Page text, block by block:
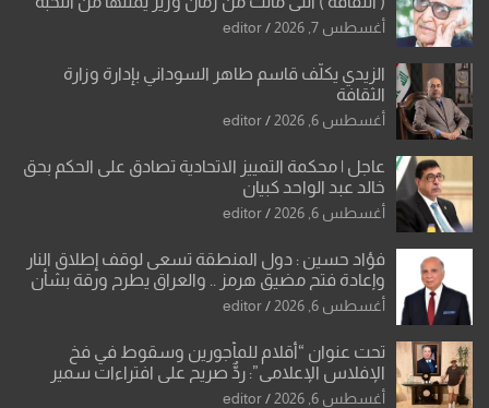
والإرث العظيم للثقافة العراقية..
أغسطس 7, 2026 editor
الزيدي يكلّف قاسم طاهر السوداني بإدارة وزارة
الثقافة
أغسطس 6, 2026 editor
عاجل | محكمة التمييز الاتحادية تصادق على الحكم بحق
خالد عبد الواحد كبيان
أغسطس 6, 2026 editor
فؤاد حسين : دول المنطقة تسعى لوقف إطلاق النار
وإعادة فتح مضيق هرمز .. والعراق يطرح ورقة بشأن
تحولات القدس
أغسطس 6, 2026 editor
تحت عنوان “أقلام للمأجورين وسقوط في فخ
الإفلاس الإعلامي”: ردٌّ صريح على افتراءات سمير
الشكرجي
أغسطس 6, 2026 editor